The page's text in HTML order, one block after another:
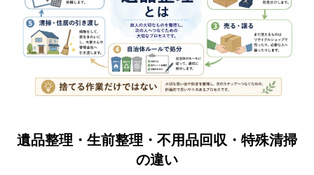
遺品整理・生前整理・不用品回収・特殊清掃
の違い